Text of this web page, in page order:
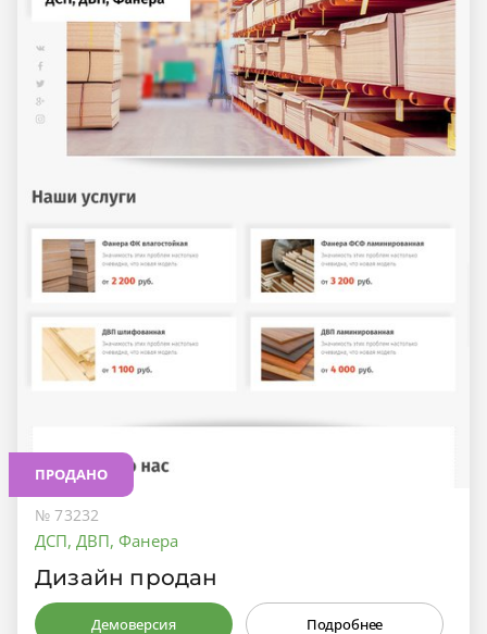
ПРОДАНО
№ 73232
ДСП, ДВП, Фанера
Дизайн продан
Демоверсия Подробнее